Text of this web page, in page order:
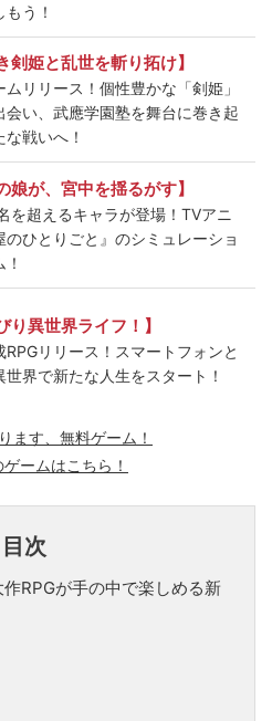
もう！
剣姫と乱世を斬り拓け】
ムリリース！個性豊かな「剣姫」
会い、武應学園塾を舞台に巻き起
な戦いへ！
娘が、宮中を揺るがす】
を超えるキャラが登場！TVアニ
のひとりごと』のシミュレーショ
り異世界ライフ！】
RPGリリース！スマートフォンと
世界で新たな人生をスタート！
ます、無料ゲーム！
ームはこちら！
目次
RPGが手の中で楽しめる新